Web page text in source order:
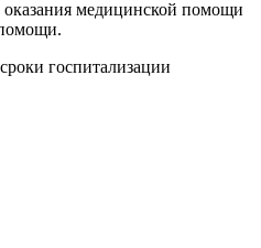
медицинской помощи
госпитализации